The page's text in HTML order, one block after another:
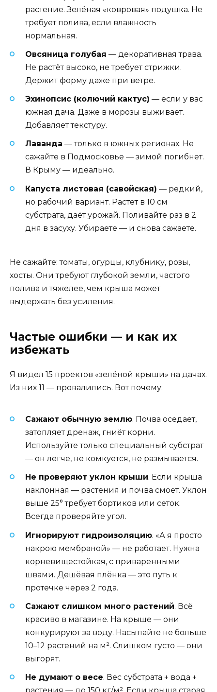
растение. Зелёная «ковровая» подушка. Не
требует полива, если влажность
нормальная.
Овсяница голубая — декоративная трава.
Не растёт высоко, не требует стрижки.
Держит форму даже при ветре.
Эхинопсис (колючий кактус) — если у вас
южная дача. Даже в морозы выживает.
Добавляет текстуру.
Лаванда — только в южных регионах. Не
сажайте в Подмосковье — зимой погибнет.
В Крыму — идеально.
Капуста листовая (савойская) — редкий,
но рабочий вариант. Растёт в 10 см
субстрата, даёт урожай. Поливайте раз в 2
дня в засуху. Убираете — и снова сажаете.
Не сажайте: томаты, огурцы, клубнику, розы,
хосты. Они требуют глубокой земли, частого
полива и тяжелее, чем крыша может
выдержать без усиления.
Частые ошибки — и как их
избежать
Я видел 15 проектов «зелёной крыши» на дачах.
Из них 11 — провалились. Вот почему:
Сажают обычную землю. Почва оседает,
затопляет дренаж, гниёт корни.
Используйте только специальный субстрат
— он легче, не комкуется, не размывается.
Не проверяют уклон крыши. Если крыша
наклонная — растения и почва смоет. Уклон
выше 25° требует бортиков или сеток.
Всегда проверяйте угол.
Игнорируют гидроизоляцию. «А я просто
накрою мембраной» — не работает. Нужна
корневищестойкая, с приваренными
швами. Дешёвая плёнка — это путь к
протечке через 2 года.
Сажают слишком много растений. Всё
красиво в магазине. На крыше — они
конкурируют за воду. Насыпайте не больше
10–12 растений на м². Слишком густо — они
выгорят.
Не думают о весе. Вес субстрата + вода +